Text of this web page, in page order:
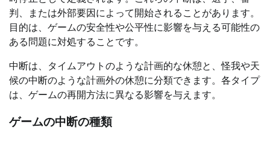
判、または外部要因によって開始されることがあります。
目的は、ゲームの安全性や公平性に影響を与える可能性の
ある問題に対処することです。
中断は、タイムアウトのような計画的な休憩と、怪我や天
候の中断のような計画外の休憩に分類できます。各タイプ
は、ゲームの再開方法に異なる影響を与えます。
ゲームの中断の種類